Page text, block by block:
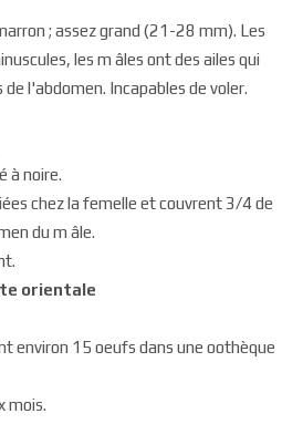
; assez grand (21-28 mm). Les
les m âles ont des ailes qui
l'abdomen. Incapables de voler.
à noire.
chez la femelle et couvrent 3/4 de
du m âle.
orientale
environ 15 oeufs dans une oothèque
mois.